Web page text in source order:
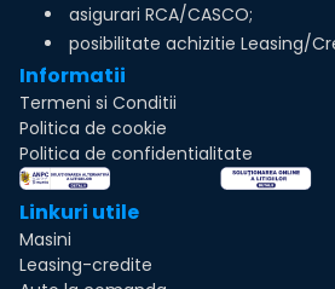
asigurari RCA/CASCO;
posibilitate achizitie Leasing/
Informatii
Termeni si Conditii
Politica de cookie
Politica de confidentialitate
Linkuri utile
Masini
Leasing-credite